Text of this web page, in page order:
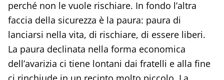
perché non le vuole rischiare. In fondo l’altra
faccia della sicurezza è la paura: paura di
lanciarsi nella vita, di rischiare, di essere liberi.
La paura declinata nella forma economica
dell’avarizia ci tiene lontani dai fratelli e alla fine